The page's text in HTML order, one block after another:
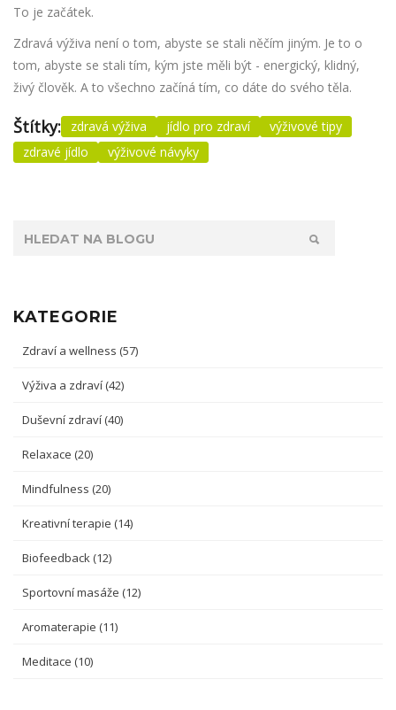
To je začátek.
Zdravá výživa není o tom, abyste se stali něčím jiným. Je to o
tom, abyste se stali tím, kým jste měli být - energický, klidný,
živý člověk. A to všechno začíná tím, co dáte do svého těla.
Štítky: zdravá výživa jídlo pro zdraví
výživové tipy
zdravé jídlo
výživové návyky
KATEGORIE
Zdraví a wellness (57)
Výživa a zdraví (42)
Duševní zdraví (40)
Relaxace (20)
Mindfulness (20)
Kreativní terapie (14)
Biofeedback (12)
Sportovní masáže (12)
Aromaterapie (11)
Meditace (10)